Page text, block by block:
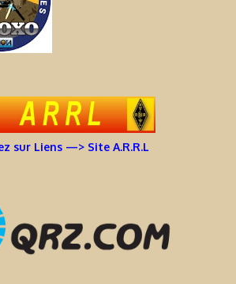
sur Liens —> Site A.R.R.L